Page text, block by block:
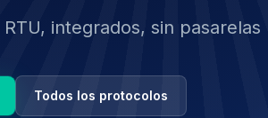
integrados, sin pasarelas
Todos los protocolos